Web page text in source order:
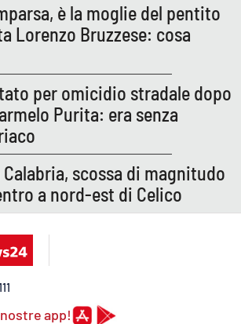
è la moglie del pentito
Lorenzo Bruzzese: cosa
per omicidio stradale dopo
Purita: era senza
scossa di magnitudo
a nord-est di Celico
app!